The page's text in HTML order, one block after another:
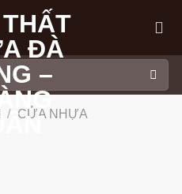
/ CỬA NHỰA